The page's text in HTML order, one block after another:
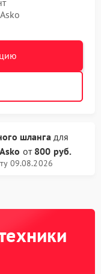
шланга для
от 800 руб.
09.08.2026